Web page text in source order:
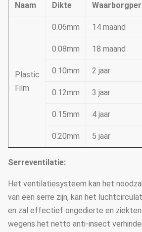
Naam Dikte
Plastic
Film
0.06mm 14 maand
0.08mm 18 maand
0.10mm 2 jaar
0.12mm 3 jaar
0.15mm 4 jaar
0.20mm 5 jaar
Serreventilatie:
Het ventilatiesysteem kan het
van een serre zijn, kan het
en zal effectief ongedierte en ziekten
wegens het netto anti-insect